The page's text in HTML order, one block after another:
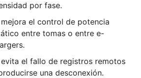
por fase.
mejora el control de potencia
entre tomas o entre e-
evita el fallo de registros remotos
una desconexión.